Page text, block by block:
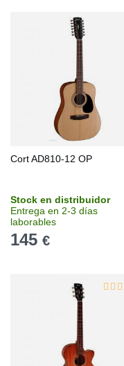
Cort AD810-12 OP
Stock en distribuidor
Entrega en 2-3 días
laborables
145 €